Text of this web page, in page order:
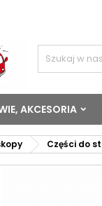
AKCESORIA
Części do